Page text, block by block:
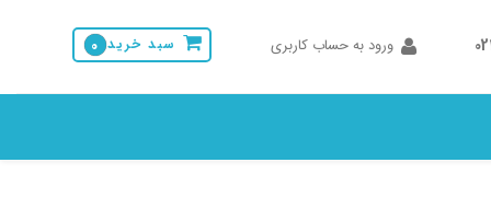
ورود به حساب کاربری سبد خرید 0